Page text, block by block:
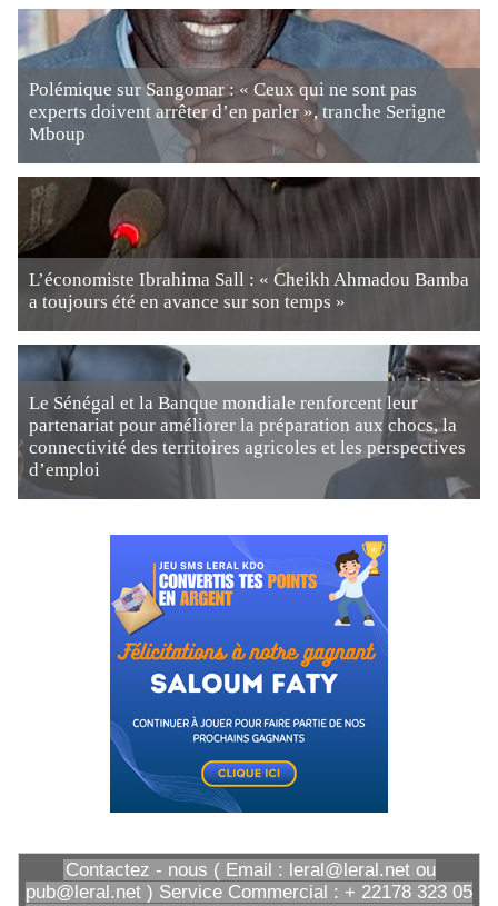
Polémique sur Sangomar : « Ceux qui ne sont pas
experts doivent arrêter d’en parler », tranche Serigne
Mboup
L’économiste Ibrahima Sall : « Cheikh Ahmadou Bamba
a toujours été en avance sur son temps »
Le Sénégal et la Banque mondiale renforcent leur
partenariat pour améliorer la préparation aux chocs, la
connectivité des territoires agricoles et les perspectives
d’emploi
Contactez - nous ( Email : leral@leral.net ou
pub@leral.net ) Service Commercial : + 22178 323 05